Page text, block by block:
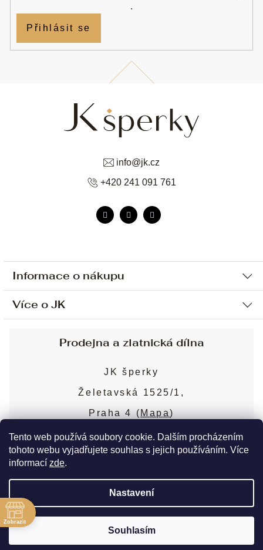
Tento web používá soubory cookie. Dalším procházením
tohoto webu vyjadřujete souhlas s jejich používáním. Více
informací zde.
Nastavení
Souhlasím
Informace o nákupu
Ochrana osobních údajů
Sjednání osobní schůzky
Obchodní podmínky
Puncovní značky
Více o JK
Blog
Nejčastější dotazy
info@jk.cz
+420 241 091 761
.
Přihlásit se
Prodejna a zlatnická dílna
JK šperky
Želetavská 1525/1,
Praha 4 ( Mapa)
Více o prodejně
Copyright 2026JK šperky. Všechna práva
vyhrazena. Upravit nastavení cookies
Vytvořil Shoptet Premium
Zobrazit